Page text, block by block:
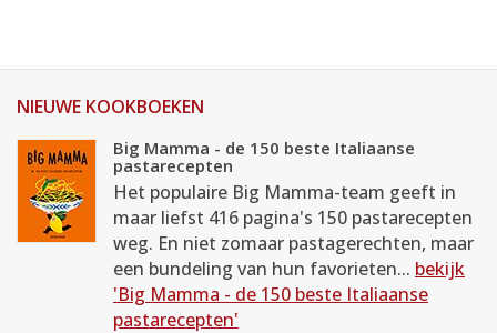
NIEUWE KOOKBOEKEN
Big Mamma - de 150 beste Italiaanse
pastarecepten
Het populaire Big Mamma-team geeft in
maar liefst 416 pagina's 150 pastarecepten
weg. En niet zomaar pastagerechten, maar
een bundeling van hun favorieten... bekijk
'Big Mamma - de 150 beste Italiaanse
pastarecepten'